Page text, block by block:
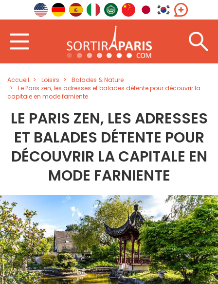
Accueil Loisirs
Balades & Nature
Le Paris zen, les adresses et balades détente pour découvrir la
capitale en mode farniente
LE PARIS ZEN, LES ADRESSES
ET BALADES DÉTENTE POUR
DÉCOUVRIR LA CAPITALE EN
MODE FARNIENTE